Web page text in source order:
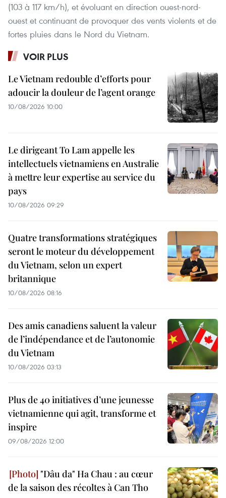
(103 à 117 km/h), et évoluant en direction ouest-nord-
ouest et continuant de provoquer des vents violents et de
fortes pluies dans le Nord du Vietnam.
VOIR PLUS
Le Vietnam redouble d’efforts pour
adoucir la douleur de l’agent orange
10/08/2026 10:00
Le dirigeant To Lam appelle les
intellectuels vietnamiens en Australie
à mettre leur expertise au service du
pays
10/08/2026 09:29
Quatre transformations stratégiques
seront le moteur du développement
du Vietnam, selon un expert
britannique
10/08/2026 08:16
Des amis canadiens saluent la valeur
de l’indépendance et de l’autonomie
du Vietnam
10/08/2026 03:13
Plus de 40 initiatives d’une jeunesse
vietnamienne qui agit, transforme et
inspire
09/08/2026 12:00
"Dâu da" Ha Chau : au cœur
de la saison des récoltes à Can Tho